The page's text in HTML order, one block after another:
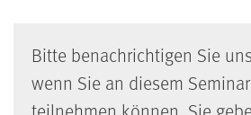
Bitte benachrichtigen Sie
wenn Sie an diesem